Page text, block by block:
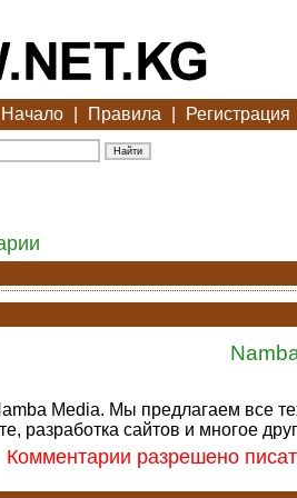
Начало Правила Регистрация
Media. Мы предлагаем все
разработка сайтов и многое
Комментарии разрешено